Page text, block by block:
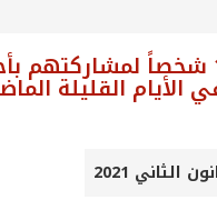
توقيف 17 شخصاً
القليلة